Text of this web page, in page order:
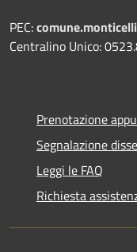
PEC:
Centralino Unico:
Prenotazione
Segnalazione
Leggi le FAQ
Richiesta